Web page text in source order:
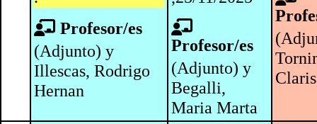
Profesor/es
(Adjunto) y
Illescas, Rodrigo
Hernan
Profesor/es
(Adjunto) y
Begalli,
Maria Marta